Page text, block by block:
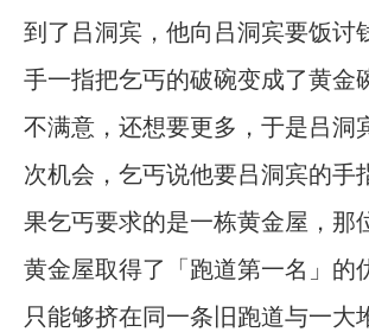
到了吕洞宾，他向吕洞宾要饭讨
手一指把乞丐的破碗变成了黄金
不满意，还想要更多，于是吕洞
次机会，乞丐说他要吕洞宾的手
果乞丐要求的是一栋黄金屋，那
黄金屋取得了「跑道第一名」的
只能够挤在同一条旧跑道与一大